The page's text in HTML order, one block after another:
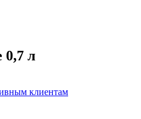
0,7 л
клиентам